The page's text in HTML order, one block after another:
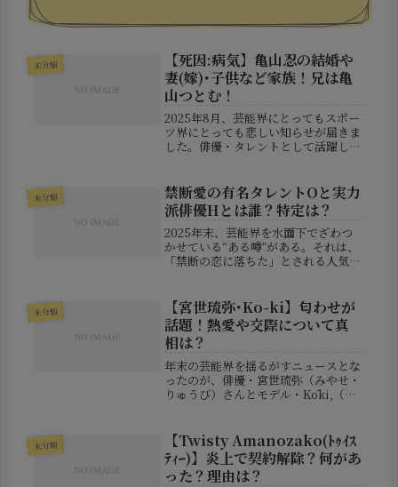
未分類
【死因:病気】亀山忍の結婚や
妻(嫁)･子供など家族！兄は亀
山つとむ！
2025年8月、芸能界にとってもスポー
ツ界にとっても悲しい知らせが届きま
した。俳優・タレントとして活躍した
の死因は腎臓がんであり、長年にわた
って闘病生活を続けていたことが...
未分類
禁断愛の有名タレントOと実力
派俳優Hとは誰？特定は？
2025年末、芸能界を水面下でざわつ
かせている“ある噂”がある。それは、
「禁断の恋に落ちた」とされる人気女
スクによって明かされたもので、テレ
ビ番組内で「初出しスクープ」とし...
未分類
【宮世琉弥･Ko-ki】匂わせが
話題！熱愛や交際について真
相は？
年末の芸能界を揺るがすニュースとな
ったのが、俳優・宮世琉弥（みやせ・
りゅうび）さんとモデル・Kōki,（コ
れは偶然にしては一致しすぎでは？」
「もはや隠してすらいない」と...
未分類
【Twisty Amanozako(ﾄｩｲｽ
ﾃｨｰ)】炎上で契約解除？何があ
った？理由は？